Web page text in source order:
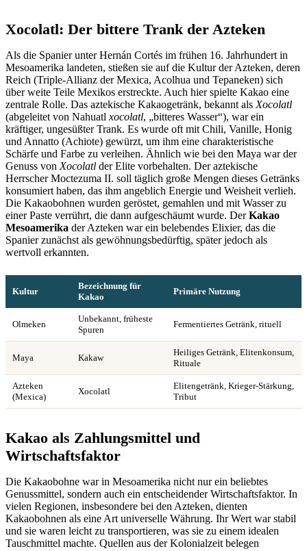
Xocolatl: Der bittere Trank der Azteken
Als die Spanier unter Hernán Cortés im frühen 16. Jahrhundert in
Mesoamerika landeten, stießen sie auf die Kultur der Azteken, deren
Reich (Triple-Allianz der Mexica, Acolhua und Tepaneken) sich
über weite Teile Mexikos erstreckte. Auch hier spielte Kakao eine
zentrale Rolle. Das aztekische Kakaogetränk, bekannt als Xocolatl
(abgeleitet von Nahuatl xocolatl, „bitteres Wasser“), war ein
kräftiger, ungesüßter Trank. Es wurde oft mit Chili, Vanille, Honig
und Annatto (Achiote) gewürzt, um ihm eine charakteristische
Schärfe und Farbe zu verleihen. Ähnlich wie bei den Maya war der
Genuss von Xocolatl der Elite vorbehalten. Der aztekische
Herrscher Moctezuma II. soll täglich große Mengen dieses Getränks
konsumiert haben, das ihm angeblich Energie und Weisheit verlieh.
Die Kakaobohnen wurden geröstet, gemahlen und mit Wasser zu
einer Paste verrührt, die dann aufgeschäumt wurde. DerKakao
Mesoamerika der Azteken war ein belebendes Elixier, das die
Spanier zunächst als gewöhnungsbedürftig, später jedoch als
wertvoll erkannten.
Kultur
Bezeichnung für
Kakao
Primäre Nutzung
Olmeken
Unbekannt, früheste
Spuren
Fermentiertes Getränk, rituell
Maya Kakaw
Heiliges Getränk, Elitenkonsum,
Rituale
Azteken
(Mexica)
Xocolatl
Elitengetränk, Krieger-Stärkung,
Tribut
Kakao als Zahlungsmittel und
Wirtschaftsfaktor
Die Kakaobohne war in Mesoamerika nicht nur ein beliebtes
Genussmittel, sondern auch ein entscheidender Wirtschaftsfaktor. In
vielen Regionen, insbesondere bei den Azteken, dienten
Kakaobohnen als eine Art universelle Währung. Ihr Wert war stabil
und sie waren leicht zu transportieren, was sie zu einem idealen
Tauschmittel machte. Quellen aus der Kolonialzeit belegen